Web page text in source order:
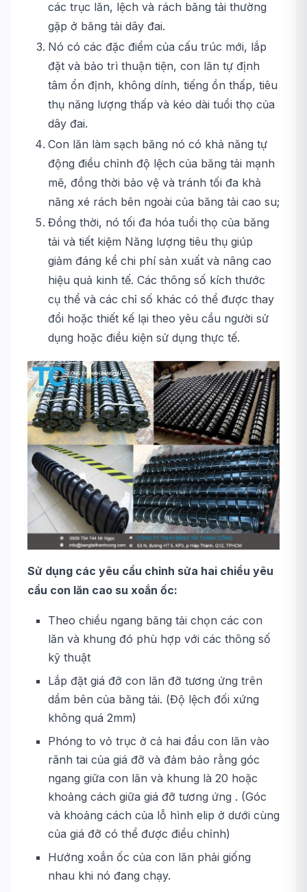
các trục lăn, lệch và rách băng tải thường
gặp ở băng tải dây đai.
Nó có các đặc điểm của cấu trúc mới, lắp
đặt và bảo trì thuận tiện, con lăn tự định
tâm ổn định, không dính, tiếng ồn thấp, tiêu
thụ năng lượng thấp và kéo dài tuổi thọ của
dây đai.
Con lăn làm sạch băng nó có khả năng tự
động điều chỉnh độ lệch của băng tải mạnh
mẽ, đồng thời bảo vệ và tránh tối đa khả
năng xé rách bên ngoài của băng tải cao su;
Đồng thời, nó tối đa hóa tuổi thọ của băng
tải và tiết kiệm Năng lượng tiêu thụ giúp
giảm đáng kể chi phí sản xuất và nâng cao
hiệu quả kinh tế. Các thông số kích thước
cụ thể và các chỉ số khác có thể được thay
đổi hoặc thiết kế lại theo yêu cầu người sử
dụng hoặc điều kiện sử dụng thực tế.
Sử dụng các yêu cầu chỉnh sửa hai chiều yêu
cầu con lăn cao su xoắn ốc:
Theo chiều ngang băng tải chọn các con
lăn và khung đó phù hợp với các thông số
kỹ thuật
Lắp đặt giá đỡ con lăn đỡ tương ứng trên
dầm bên của băng tải. (Độ lệch đối xứng
không quá 2mm)
Phóng to vỏ trục ở cả hai đầu con lăn vào
rãnh tai của giá đỡ và đảm bảo rằng góc
ngang giữa con lăn và khung là 20 hoặc
khoảng cách giữa giá đỡ tương ứng . (Góc
và khoảng cách của lỗ hình elip ở dưới cùng
của giá đỡ có thể được điều chỉnh)
Hướng xoắn ốc của con lăn phải giống
nhau khi nó đang chạy.